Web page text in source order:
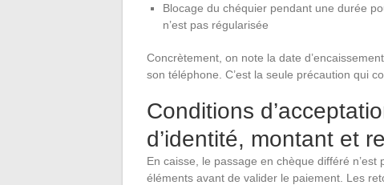
Blocage du chéquier pendant une durée
n’est pas régularisée
Concrètement, on note la date
son téléphone. C’est la seule précaution qui
Conditions
d’identité, montant et
En caisse, le passage en chèque différé
éléments avant de valider le paiement. Les